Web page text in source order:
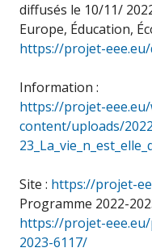
diffusés le 10/11/
Europe, Éducation,
https://projet-
Information :
https://projet-
content/uploads/
Site : https://projet-
Programme 2022-
https://projet-
2023-6117/